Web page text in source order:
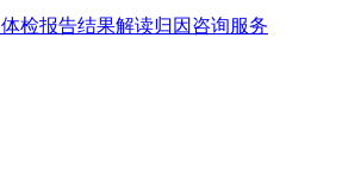
体检报告结果解读归因咨询服务